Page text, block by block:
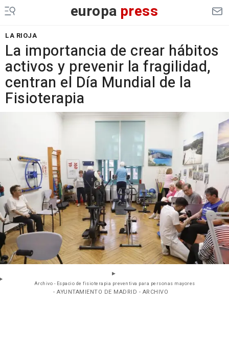
europa press
LA RIOJA
La importancia de crear hábitos
activos y prevenir la fragilidad,
centran el Día Mundial de la
Fisioterapia
Archivo - Espacio de fisioterapia preventiva para personas mayores
- AYUNTAMIENTO DE MADRID - ARCHIVO